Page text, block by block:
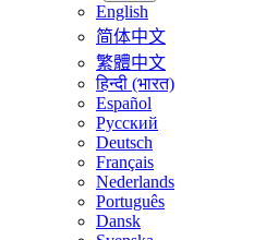
English
简体中文
繁體中文
हिन्दी (भारत)
Español
Русский
Deutsch
Français
Nederlands
Português
Dansk